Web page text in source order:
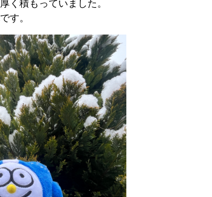
く積もっていました。
す。